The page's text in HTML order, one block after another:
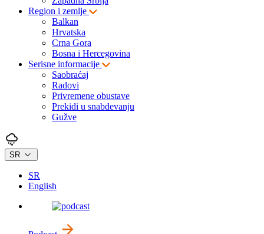
Region i zemlje
Balkan
Hrvatska
Crna Gora
Bosna i Hercegovina
Serisne informacije
Saobraćaj
Radovi
Privremene obustave
Prekidi u snabdevanju
Gužve
SR
SR
English